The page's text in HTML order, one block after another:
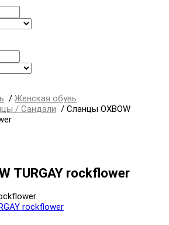
/ Женская обувь
/ Сандали / Сланцы OXBOW
TURGAY rockflower